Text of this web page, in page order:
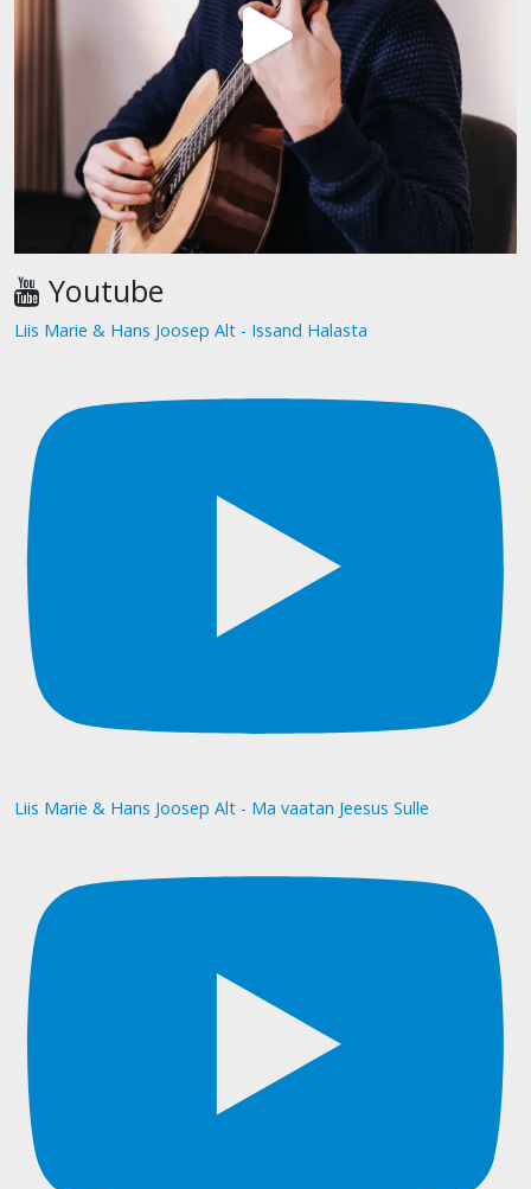
Youtube
Liis Marie & Hans Joosep Alt - Issand Halasta
Liis Marie & Hans Joosep Alt - Ma vaatan Jeesus Sulle